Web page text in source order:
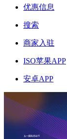
优惠信息
搜索
商家入驻
ISO苹果APP
安卓APP